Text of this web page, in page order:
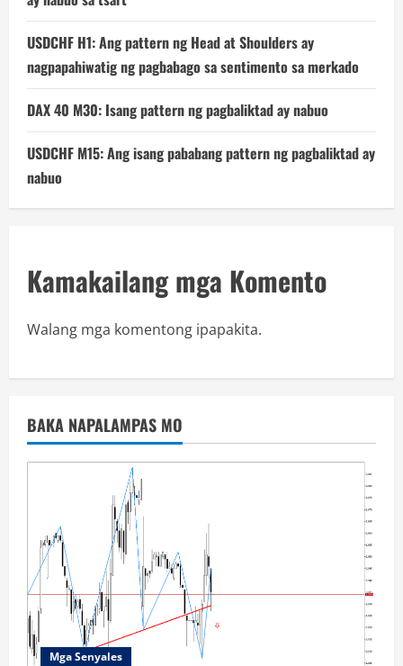
USDCHF H1: Ang pattern ng Head at Shoulders ay
nagpapahiwatig ng pagbabago sa sentimento sa merkado
DAX 40 M30: Isang pattern ng pagbaliktad ay nabuo
USDCHF M15: Ang isang pababang pattern ng pagbaliktad ay
nabuo
Kamakailang mga Komento
Walang mga komentong ipapakita.
BAKA NAPALAMPAS MO
Mga Senyales